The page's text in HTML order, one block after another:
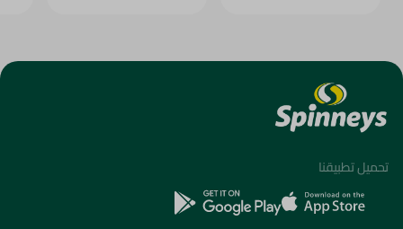
تحميل تطبيقنا